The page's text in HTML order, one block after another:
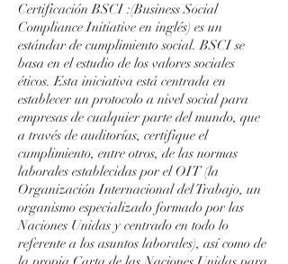
Certificación BSCI :(Business Social
Compliance Initiative en inglés) es un
estándar de cumplimiento social. BSCI se
basa en el estudio de los valores sociales
éticos. Esta iniciativa está centrada en
establecer un protocolo a nivel social para
empresas de cualquier parte del mundo, que
a través de auditorías, certifique el
cumplimiento, entre otros, de las normas
laborales establecidas por el OIT (la
Organización Internacional del Trabajo, un
organismo especializado formado por las
Naciones Unidas y centrado en todo lo
referente a los asuntos laborales), así como de